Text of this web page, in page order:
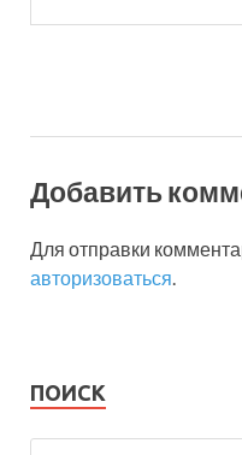
Добавить
Для отправки
авторизоваться.
ПОИСК